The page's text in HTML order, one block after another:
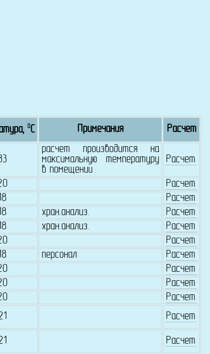
0C Примечания Расчет
расчет производится на
максимальную температуру
в помещении
Расчет
Расчет
Расчет
хран.анализ.
Расчет
хран.анализ.
Расчет
Расчет
персонал
Расчет
Расчет
Расчет
Расчет
Расчет
Расчет